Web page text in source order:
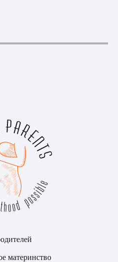
материнство